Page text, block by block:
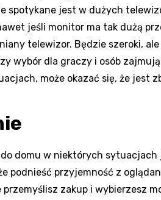
spotykane jest w dużych
jeśli monitor ma tak dużą
telewizor. Będzie szeroki,
wybór dla graczy i osób
może okazać się, że jest
domu w niektórych
podnieść przyjemność z
zakup i wybierzesz